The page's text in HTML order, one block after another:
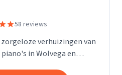
58 reviews
verhuizingen van
in Wolvega en